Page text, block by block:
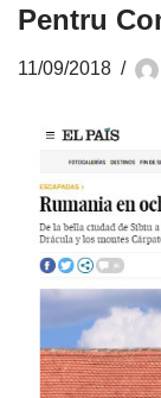
Pentru
11/09/2018